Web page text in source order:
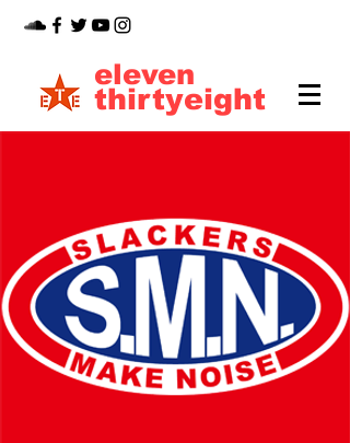
thirtyeight
eleven